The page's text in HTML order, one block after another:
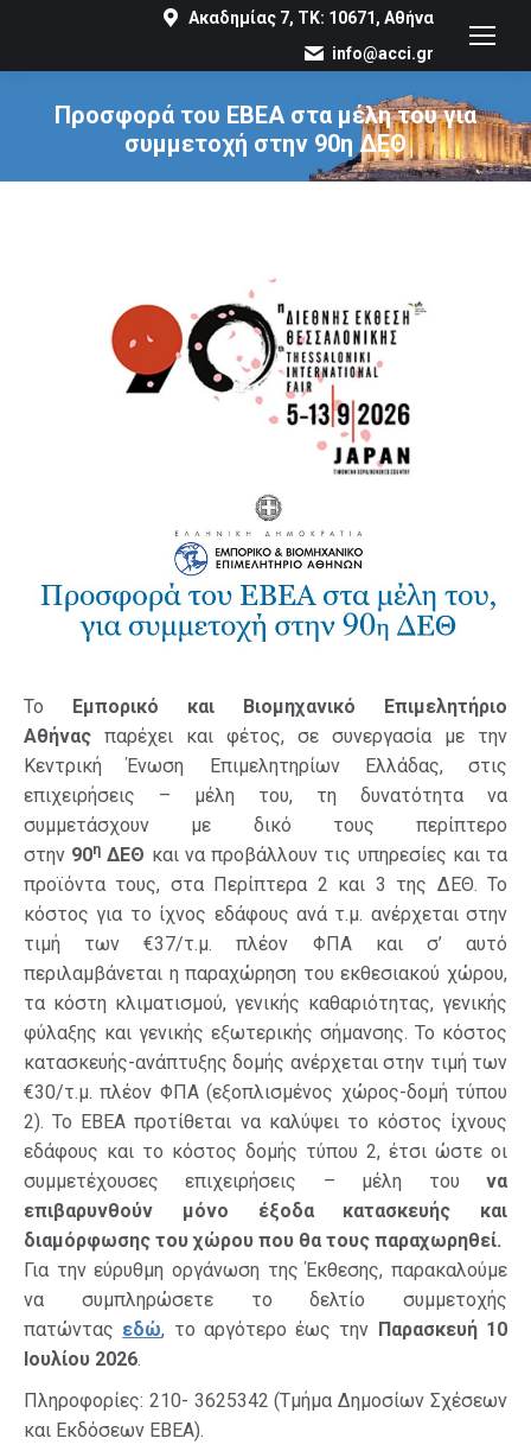
Ακαδημίας 7, ΤΚ: 10671, Αθήνα
info@acci.gr
Προσφορά του ΕΒΕΑ στα μέλη του για
συμμετοχή στην 90η ΔΕΘ
You are here:
Το Εμπορικό και Βιομηχανικό Επιμελητήριο
Αθήνας παρέχει και φέτος, σε συνεργασία με την
Κεντρική Ένωση Επιμελητηρίων Ελλάδας, στις
επιχειρήσεις – μέλη του, τη δυνατότητα να
συμμετάσχουν με δικό τους περίπτερο
στην 90η ΔΕΘ και να προβάλλουν τις υπηρεσίες και τα
προϊόντα τους, στα Περίπτερα 2 και 3 της ΔΕΘ. Το
κόστος για το ίχνος εδάφους ανά τ.μ. ανέρχεται στην
τιμή των €37/τ.μ. πλέον ΦΠΑ και σ’ αυτό
περιλαμβάνεται η παραχώρηση του εκθεσιακού χώρου,
τα κόστη κλιματισμού, γενικής καθαριότητας, γενικής
φύλαξης και γενικής εξωτερικής σήμανσης. Το κόστος
κατασκευής-ανάπτυξης δομής ανέρχεται στην τιμή των
€30/τ.μ. πλέον ΦΠΑ (εξοπλισμένος χώρος-δομή τύπου
2). Το ΕΒΕΑ προτίθεται να καλύψει το κόστος ίχνους
εδάφους και το κόστος δομής τύπου 2, έτσι ώστε οι
συμμετέχουσες επιχειρήσεις – μέλη του να
επιβαρυνθούν
μόνο έξοδα κατασκευής και
διαμόρφωσης του χώρου που θα τους παραχωρηθεί.
Για την εύρυθμη οργάνωση της Έκθεσης, παρακαλούμε
να συμπληρώσετε το δελτίο συμμετοχής
πατώντας εδώ, το αργότερο έως την Παρασκευή 10
Ιουλίου 2026.
Πληροφορίες: 210- 3625342 (Τμήμα Δημοσίων Σχέσεων
και Εκδόσεων ΕΒΕΑ).